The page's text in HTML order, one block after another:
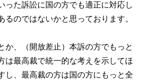
った訴訟に国の方でも適正に対応し
るのではないかと思っております。
か、（開放差止）本訴の方でもっと
は最高裁で統一的な考えを示してほ
し、最高裁の方は国の方にもっと全